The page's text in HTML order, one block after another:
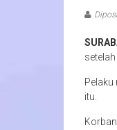
Pelaku
itu.